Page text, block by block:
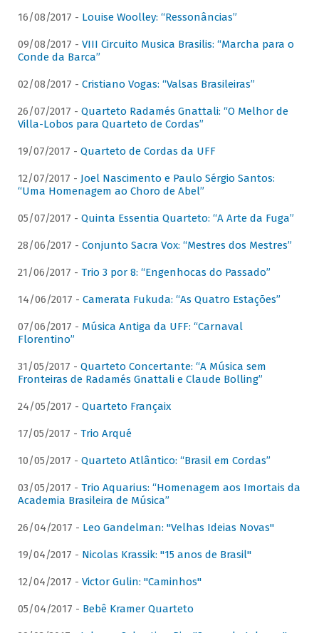
16/08/2017 - Louise Woolley: “Ressonâncias”
09/08/2017 - VIII Circuito Musica Brasilis: “Marcha para o
Conde da Barca”
02/08/2017 - Cristiano Vogas: “Valsas Brasileiras”
26/07/2017 - Quarteto Radamés Gnattali: “O Melhor de
Villa-Lobos para Quarteto de Cordas”
19/07/2017 - Quarteto de Cordas da UFF
12/07/2017 - Joel Nascimento e Paulo Sérgio Santos:
“Uma Homenagem ao Choro de Abel”
05/07/2017 - Quinta Essentia Quarteto: “A Arte da Fuga”
28/06/2017 - Conjunto Sacra Vox: “Mestres dos Mestres”
21/06/2017 - Trio 3 por 8: “Engenhocas do Passado”
14/06/2017 - Camerata Fukuda: “As Quatro Estações”
07/06/2017 - Música Antiga da UFF: “Carnaval
Florentino”
31/05/2017 - Quarteto Concertante: “A Música sem
Fronteiras de Radamés Gnattali e Claude Bolling”
24/05/2017 - Quarteto Françaix
17/05/2017 - Trio Arqué
10/05/2017 - Quarteto Atlântico: “Brasil em Cordas”
03/05/2017 - Trio Aquarius: “Homenagem aos Imortais da
Academia Brasileira de Música”
26/04/2017 - Leo Gandelman: "Velhas Ideias Novas"
19/04/2017 - Nicolas Krassik: "15 anos de Brasil"
12/04/2017 - Victor Gulin: "Caminhos"
05/04/2017 - Bebê Kramer Quarteto